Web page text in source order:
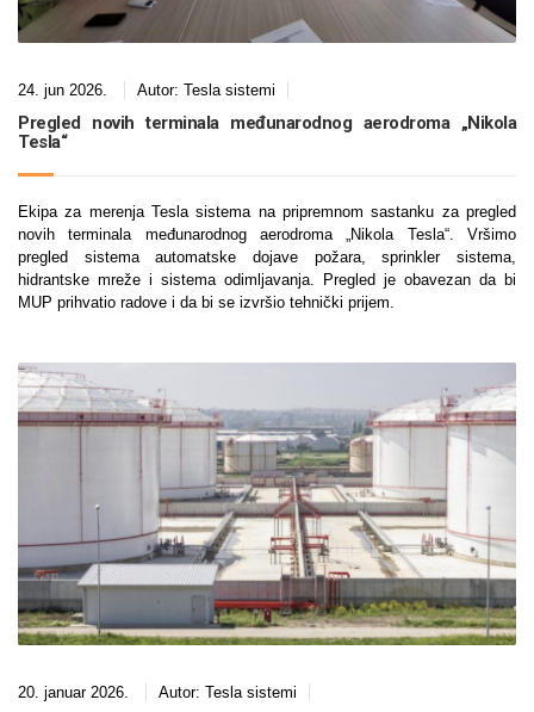
24. jun 2026. Autor: Tesla sistemi
Pregled novih terminala međunarodnog aerodroma „Nikola
Tesla“
Ekipa za merenja Tesla sistema na pripremnom sastanku za pregled
novih terminala međunarodnog aerodroma „Nikola Tesla“. Vršimo
pregled sistema automatske dojave požara, sprinkler sistema,
hidrantske mreže i sistema odimljavanja. Pregled je obavezan da bi
MUP prihvatio radove i da bi se izvršio tehnički prijem.
20. januar 2026. Autor: Tesla sistemi